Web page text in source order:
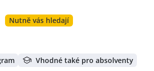
Nutně vás hledají
Vhodné také pro absolventy